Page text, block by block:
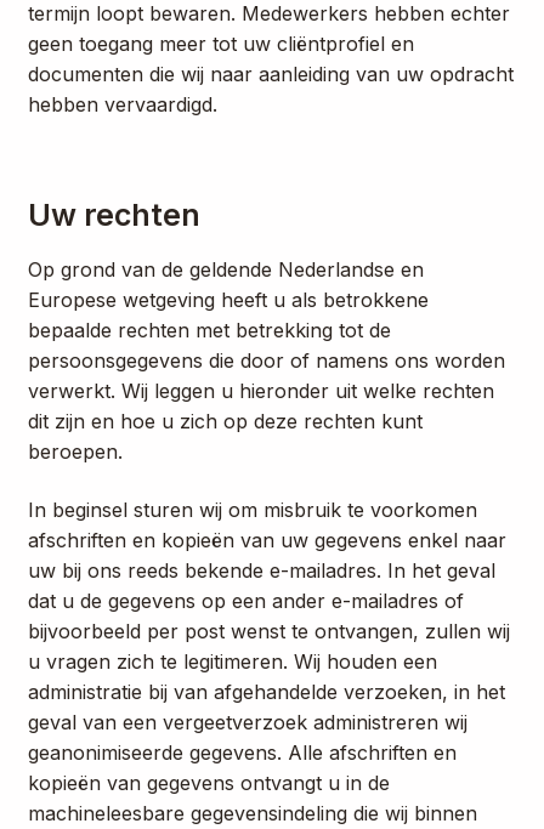
termijn loopt bewaren. Medewerkers hebben echter
geen toegang meer tot uw cliëntprofiel en
documenten die wij naar aanleiding van uw opdracht
hebben vervaardigd.
Uw rechten
Op grond van de geldende Nederlandse en
Europese wetgeving heeft u als betrokkene
bepaalde rechten met betrekking tot de
persoonsgegevens die door of namens ons worden
verwerkt. Wij leggen u hieronder uit welke rechten
dit zijn en hoe u zich op deze rechten kunt
beroepen.
In beginsel sturen wij om misbruik te voorkomen
afschriften en kopieën van uw gegevens enkel naar
uw bij ons reeds bekende e-mailadres. In het geval
dat u de gegevens op een ander e-mailadres of
bijvoorbeeld per post wenst te ontvangen, zullen wij
u vragen zich te legitimeren. Wij houden een
administratie bij van afgehandelde verzoeken, in het
geval van een vergeetverzoek administreren wij
geanonimiseerde gegevens. Alle afschriften en
kopieën van gegevens ontvangt u in de
machineleesbare gegevensindeling die wij binnen